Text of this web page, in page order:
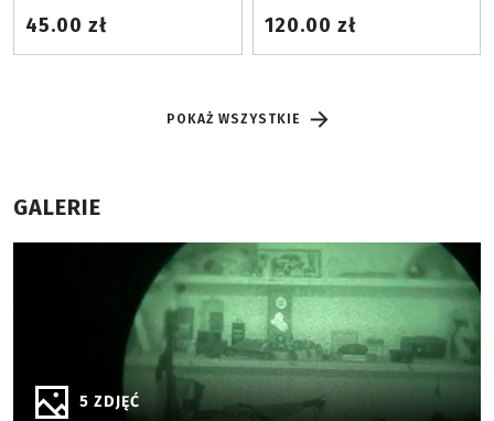
45.00 zł 120.00 zł
POKAŻ WSZYSTKIE
GALERIE
5 ZDJĘĆ